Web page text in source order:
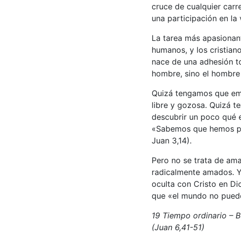
cruce de cualquier
una participación en la
La tarea más
humanos, y los
nace de una adhesión
hombre, sino el
Quizá tengamos que
libre y gozosa. Quizá
descubrir un poco qué
«Sabemos que hemos
Juan 3,14).
Pero no se trata de
radicalmente amados.
oculta con Cristo en
que «el mundo no
19 Tiempo ordinario – B
(Juan 6,41-51)